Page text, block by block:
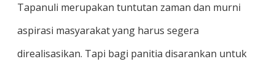
Tapanuli merupakan tuntutan zaman dan murni
aspirasi masyarakat yang harus segera
direalisasikan. Tapi bagi panitia disarankan untuk